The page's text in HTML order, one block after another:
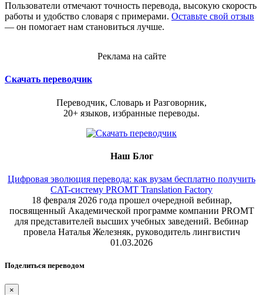
Пользователи отмечают точность перевода, высокую скорость
работы и удобство словаря с примерами. Оставьте свой отзыв
— он помогает нам становиться лучше.
Реклама на сайте
Скачать переводчик
Переводчик, Словарь и Разговорник,
20+ языков, избранные переводы.
Наш Блог
Цифровая эволюция перевода: как вузам бесплатно получить
CAT-систему PROMT Translation Factory
18 февраля 2026 года прошел очередной вебинар,
посвященный Академической программе компании PROMT
для представителей высших учебных заведений. Вебинар
провела Наталья Железняк, руководитель лингвистич
01.03.2026
Поделиться переводом
×